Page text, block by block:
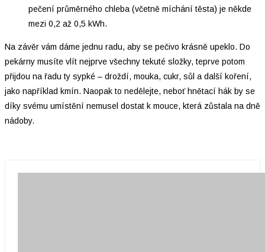
pečení průměrného chleba (včetně míchání těsta) je někde
mezi 0,2 až 0,5 kWh.
Na závěr vám dáme jednu radu, aby se pečivo krásně upeklo. Do
pekárny musíte vlít nejprve všechny tekuté složky, teprve potom
přijdou na řadu ty sypké – droždí, mouka, cukr, sůl a další koření,
jako například kmín. Naopak to nedělejte, neboť hnětací hák by se
díky svému umístění nemusel dostat k mouce, která zůstala na dně
nádoby.